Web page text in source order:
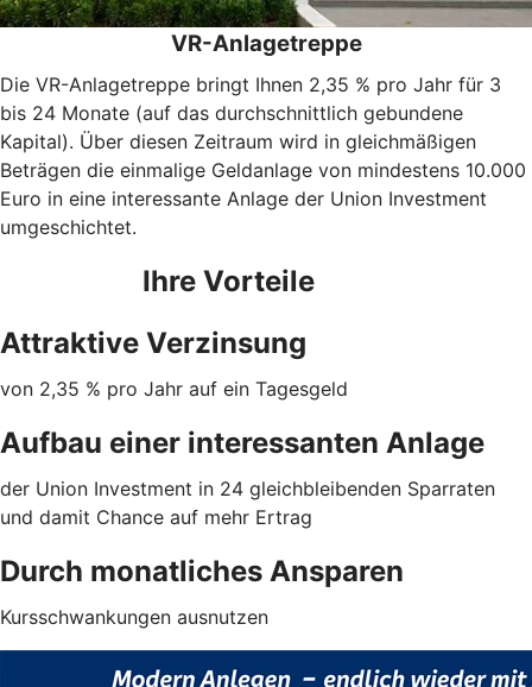
VR-Anlagetreppe
Die VR-Anlagetreppe bringt Ihnen 2,35 % pro Jahr für 3
bis 24 Monate (auf das durchschnittlich gebundene
Kapital). Über diesen Zeitraum wird in gleichmäßigen
Beträgen die einmalige Geldanlage von mindestens 10.000
Euro in eine interessante Anlage der Union Investment
umgeschichtet.
Ihre Vorteile
Attraktive Verzinsung
von 2,35 % pro Jahr auf ein Tagesgeld
Aufbau einer interessanten Anlage
der Union Investment in 24 gleichbleibenden Sparraten
und damit Chance auf mehr Ertrag
Durch monatliches Ansparen
Kursschwankungen ausnutzen